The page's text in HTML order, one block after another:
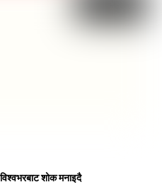
शोक मनाइदै